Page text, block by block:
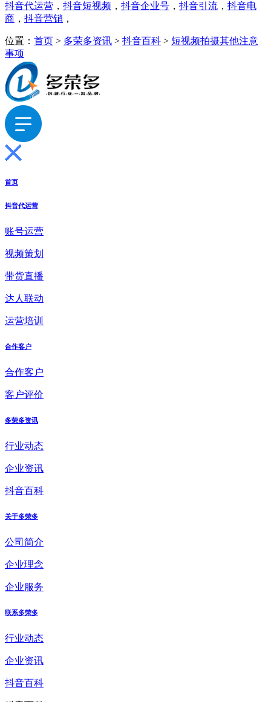
抖音代运营 ， 抖音短视频 ， 抖音企业号 ， 抖音引流 ， 抖音电
商 ， 抖音营销 ，
位置： 首页 > 多荣多资讯 > 抖音百科 > 短视频拍摄其他注意
事项
首页
抖音代运营
账号运营
视频策划
带货直播
达人联动
运营培训
合作客户
合作客户
客户评价
多荣多资讯
行业动态
企业资讯
抖音百科
关于多荣多
公司简介
企业理念
企业服务
联系多荣多
行业动态
企业资讯
抖音百科